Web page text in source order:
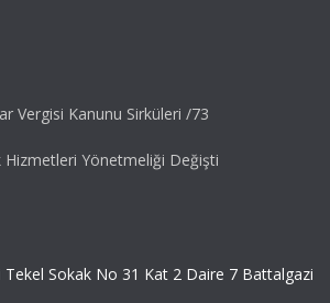
Vergisi Kanunu Sirküleri /73
Hizmetleri Yönetmeliği Değişti
Tekel Sokak No 31 Kat 2 Daire 7 Battalgazi